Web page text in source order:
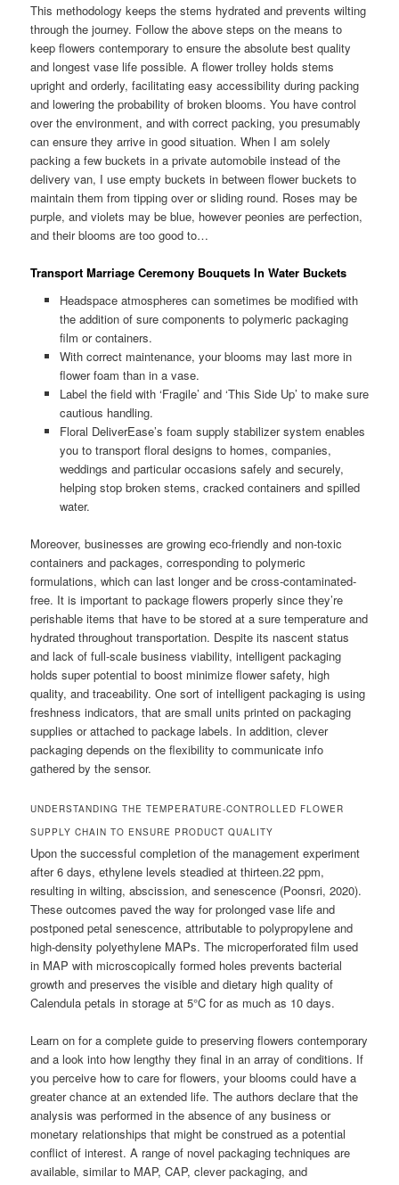
This methodology keeps the stems hydrated and prevents wilting
through the journey. Follow the above steps on the means to
keep flowers contemporary to ensure the absolute best quality
and longest vase life possible. A flower trolley holds stems
upright and orderly, facilitating easy accessibility during packing
and lowering the probability of broken blooms. You have control
over the environment, and with correct packing, you presumably
can ensure they arrive in good situation. When I am solely
packing a few buckets in a private automobile instead of the
delivery van, I use empty buckets in between flower buckets to
maintain them from tipping over or sliding round. Roses may be
purple, and violets may be blue, however peonies are perfection,
and their blooms are too good to…
Transport Marriage Ceremony Bouquets In Water Buckets
Headspace atmospheres can sometimes be modified with
the addition of sure components to polymeric packaging
film or containers.
With correct maintenance, your blooms may last more in
flower foam than in a vase.
Label the field with ‘Fragile’ and ‘This Side Up’ to make sure
cautious handling.
Floral DeliverEase’s foam supply stabilizer system enables
you to transport floral designs to homes, companies,
weddings and particular occasions safely and securely,
helping stop broken stems, cracked containers and spilled
water.
Moreover, businesses are growing eco-friendly and non-toxic
containers and packages, corresponding to polymeric
formulations, which can last longer and be cross-contaminated-
free. It is important to package flowers properly since they’re
perishable items that have to be stored at a sure temperature and
hydrated throughout transportation. Despite its nascent status
and lack of full-scale business viability, intelligent packaging
holds super potential to boost minimize flower safety, high
quality, and traceability. One sort of intelligent packaging is using
freshness indicators, that are small units printed on packaging
supplies or attached to package labels. In addition, clever
packaging depends on the flexibility to communicate info
gathered by the sensor.
UNDERSTANDING THE TEMPERATURE-CONTROLLED FLOWER
SUPPLY CHAIN TO ENSURE PRODUCT QUALITY
Upon the successful completion of the management experiment
after 6 days, ethylene levels steadied at thirteen.22 ppm,
resulting in wilting, abscission, and senescence (Poonsri, 2020).
These outcomes paved the way for prolonged vase life and
postponed petal senescence, attributable to polypropylene and
high-density polyethylene MAPs. The microperforated film used
in MAP with microscopically formed holes prevents bacterial
growth and preserves the visible and dietary high quality of
Calendula petals in storage at 5°C for as much as 10 days.
Learn on for a complete guide to preserving flowers contemporary
and a look into how lengthy they final in an array of conditions. If
you perceive how to care for flowers, your blooms could have a
greater chance at an extended life. The authors declare that the
analysis was performed in the absence of any business or
monetary relationships that might be construed as a potential
conflict of interest. A range of novel packaging techniques are
available, similar to MAP, CAP, clever packaging, and